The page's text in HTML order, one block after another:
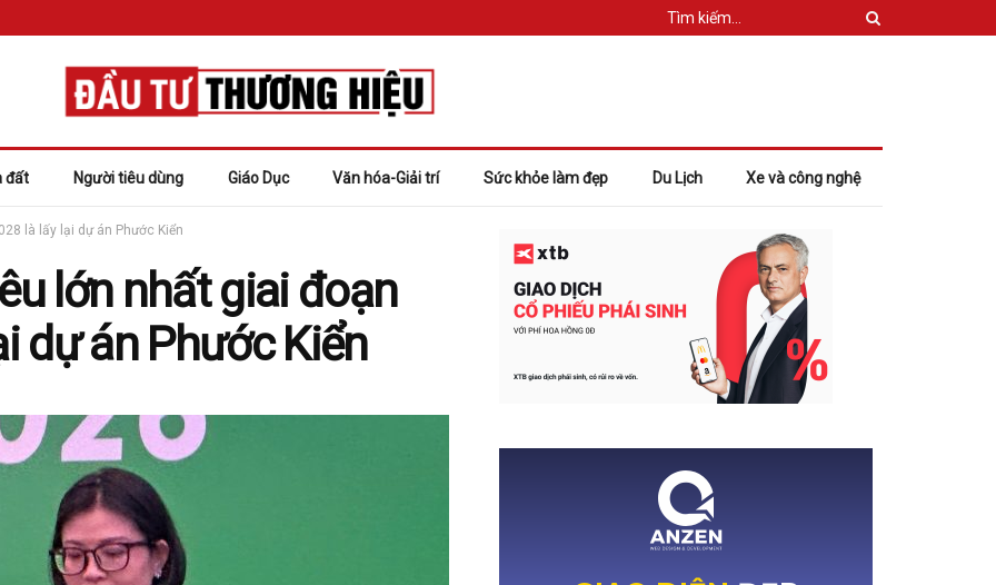
đất Người tiêu dùng Giáo Dục Văn hóa-Giải trí Sức khỏe làm đẹp Du Lịch Xe và công nghệ
là lấy lại dự án Phước Kiển
lớn nhất giai đoạn
dự án Phước Kiển